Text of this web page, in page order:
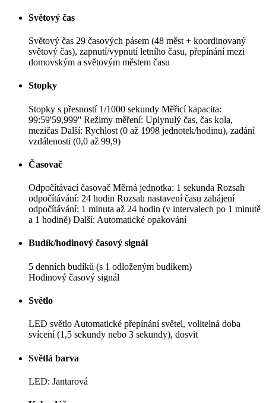
Světový čas
Světový čas 29 časových pásem (48 měst + koordinovaný
světový čas), zapnutí/vypnutí letního času, přepínání mezi
domovským a světovým městem času
Stopky
Stopky s přesností 1/1000 sekundy Měřicí kapacita:
99:59'59,999'' Režimy měření: Uplynulý čas, čas kola,
mezičas Další: Rychlost (0 až 1998 jednotek/hodinu), zadání
vzdálenosti (0,0 až 99,9)
Časovač
Odpočítávací časovač Měrná jednotka: 1 sekunda Rozsah
odpočítávání: 24 hodin Rozsah nastavení času zahájení
odpočítávání: 1 minuta až 24 hodin (v intervalech po 1 minutě
a 1 hodině) Další: Automatické opakování
Budík/hodinový časový signál
5 denních budíků (s 1 odloženým budíkem)
Hodinový časový signál
Světlo
LED světlo Automatické přepínání světel, volitelná doba
svícení (1,5 sekundy nebo 3 sekundy), dosvit
Světlá barva
LED: Jantarová